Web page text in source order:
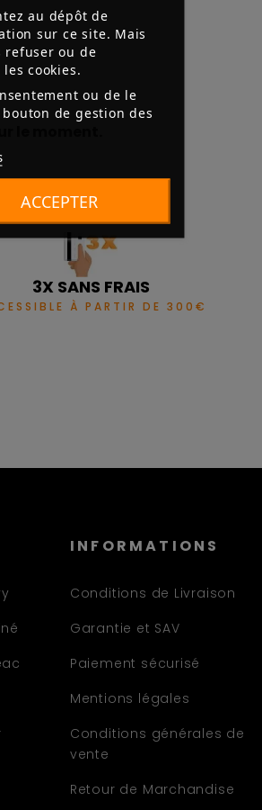
au dépôt de
sur ce site. Mais
refuser ou de
cookies.
ou de le
de gestion des
ACCEPTER
le moment.
3X SANS FRAIS
À PARTIR DE 300€
INFORMATIONS
Conditions de Livraison
Garantie et SAV
Paiement sécurisé
Mentions légales
Conditions générales de
vente
Retour de Marchandise